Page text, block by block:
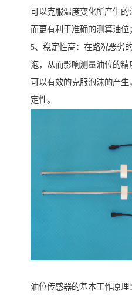
可以克服温度变化所产生
而更有利于准确的测算油位；
5、稳定性高：在路况恶劣
泡，从而影响测量油位的精
可以有效的克服泡沫的产
定性。
油位传感器的基本工作原理：